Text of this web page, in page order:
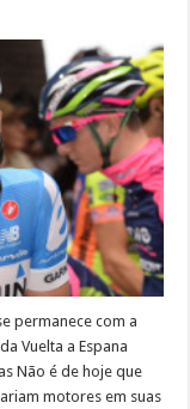
permanece com a
Vuelta a Espana
Não é de hoje que
motores em suas